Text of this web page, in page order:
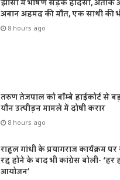
झांसी में भीषण सड़क हादसा,
अबान अहमद की मौत, एक साथी की
8 hours ago
तरुण तेजपाल को बॉम्बे हाईकोर्ट से
यौन उत्पीड़न मामले में दोषी करार
8 hours ago
राहुल गांधी के प्रयागराज कार्यक्रम
रद्द होने के बाद भी कांग्रेस बोली- ‘हर
आयोजन’